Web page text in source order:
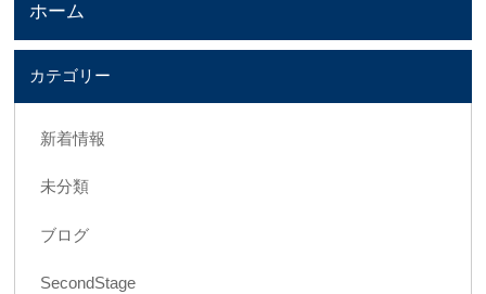
ホーム
カテゴリー
新着情報
未分類
ブログ
SecondStage